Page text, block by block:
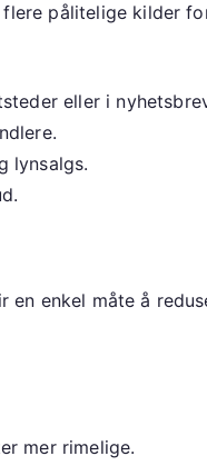
pålitelige kilder
eller i
lynsalgs.
enkel måte å
mer rimelige.